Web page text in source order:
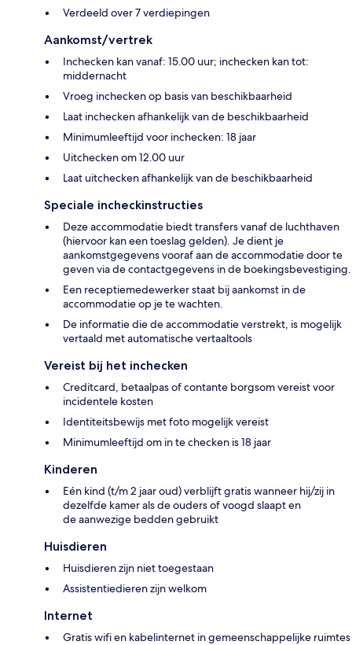
Verdeeld over 7 verdiepingen
Aankomst/vertrek
Inchecken kan vanaf: 15.00 uur; inchecken kan tot:
middernacht
Vroeg inchecken op basis van beschikbaarheid
Laat inchecken afhankelijk van de beschikbaarheid
Minimumleeftijd voor inchecken: 18 jaar
Uitchecken om 12.00 uur
Laat uitchecken afhankelijk van de beschikbaarheid
Speciale incheckinstructies
Deze accommodatie biedt transfers vanaf de luchthaven
(hiervoor kan een toeslag gelden). Je dient je
aankomstgegevens vooraf aan de accommodatie door te
geven via de contactgegevens in de boekingsbevestiging.
Een receptiemedewerker staat bij aankomst in de
accommodatie op je te wachten.
De informatie die de accommodatie verstrekt, is mogelijk
vertaald met automatische vertaaltools
Vereist bij het inchecken
Creditcard, betaalpas of contante borgsom vereist voor
incidentele kosten
Identiteitsbewijs met foto mogelijk vereist
Minimumleeftijd om in te checken is 18 jaar
Kinderen
Eén kind (t/m 2 jaar oud) verblijft gratis wanneer hij/zij in
dezelfde kamer als de ouders of voogd slaapt en
de aanwezige bedden gebruikt
Huisdieren
Huisdieren zijn niet toegestaan
Assistentiedieren zijn welkom
Internet
Gratis wifi en kabelinternet in gemeenschappelijke ruimtes